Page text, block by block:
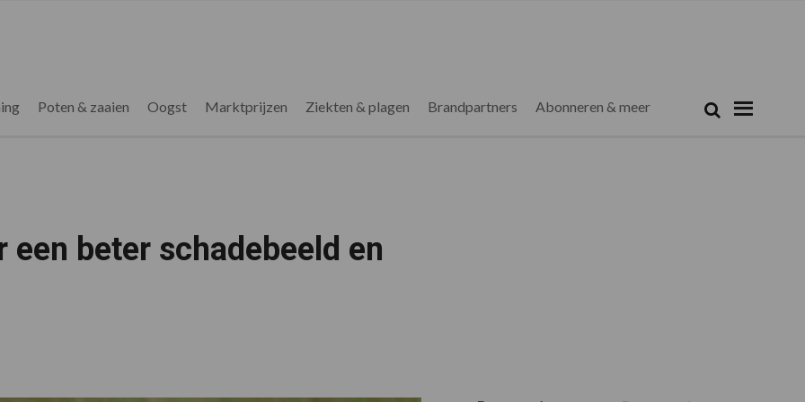
Poten & zaaien Oogst Marktprijzen Ziekten & plagen Brandpartners Abonneren & meer Zoek
beter schadebeeld en